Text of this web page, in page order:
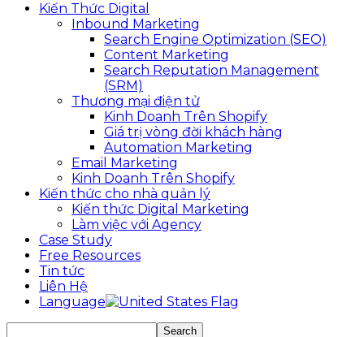
Kiến Thức Digital
Inbound Marketing
Search Engine Optimization (SEO)
Content Marketing
Search Reputation Management
(SRM)
Thương mại điện tử
Kinh Doanh Trên Shopify
Giá trị vòng đời khách hàng
Automation Marketing
Email Marketing
Kinh Doanh Trên Shopify
Kiến thức cho nhà quản lý
Kiến thức Digital Marketing
Làm việc với Agency
Case Study
Free Resources
Tin tức
Liên Hệ
Language